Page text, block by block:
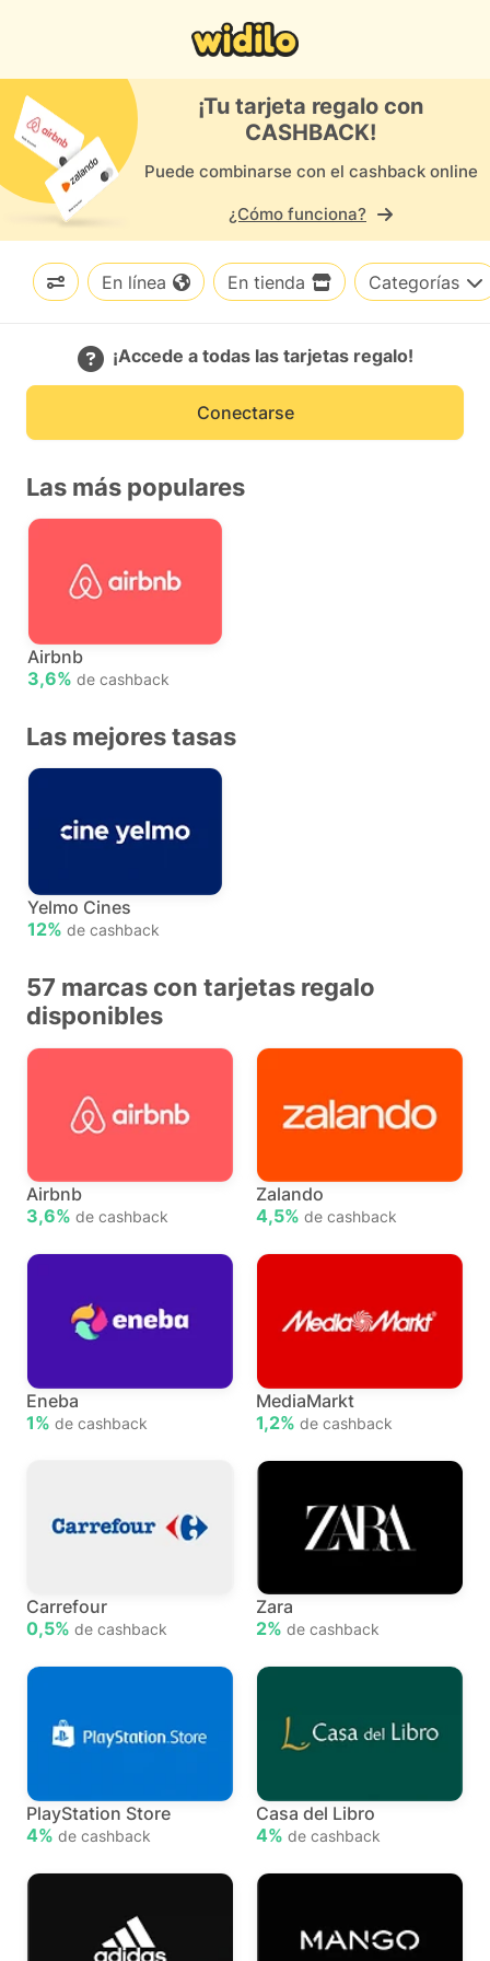
¡Tu tarjeta regalo con
CASHBACK!
Puede combinarse con el cashback online
¿Cómo funciona?
En línea En tienda Categorías
¡Accede a todas las tarjetas regalo!
Conectarse
Las más populares
Airbnb
3,6% de cashback
Las mejores tasas
Yelmo Cines
12% de cashback
57 marcas con tarjetas regalo
disponibles
Airbnb
3,6% de cashback
Zalando
4,5% de cashback
Eneba
1% de cashback
MediaMarkt
1,2% de cashback
Carrefour
0,5% de cashback
Zara
2% de cashback
PlayStation Store
4% de cashback
Casa del Libro
4% de cashback